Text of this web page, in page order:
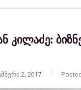
კილაძე:
2, 2017